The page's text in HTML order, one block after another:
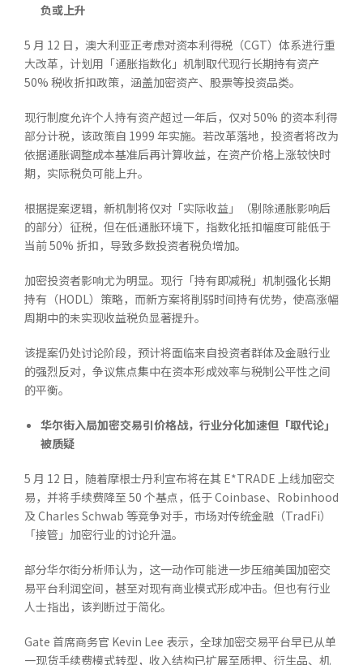
负或上升
5 月 12 日，澳大利亚正考虑对资本利得税（CGT）体系进行重
大改革，计划用「通胀指数化」机制取代现行长期持有资产
50% 税收折扣政策，涵盖加密资产、股票等投资品类。
现行制度允许个人持有资产超过一年后，仅对 50% 的资本利得
部分计税，该政策自 1999 年实施。若改革落地，投资者将改为
依据通胀调整成本基准后再计算收益，在资产价格上涨较快时
期，实际税负可能上升。
根据提案逻辑，新机制将仅对「实际收益」（剔除通胀影响后
的部分）征税，但在低通胀环境下，指数化抵扣幅度可能低于
当前 50% 折扣，导致多数投资者税负增加。
加密投资者影响尤为明显。现行「持有即减税」机制强化长期
持有（HODL）策略，而新方案将削弱时间持有优势，使高涨幅
周期中的未实现收益税负显著提升。
该提案仍处讨论阶段，预计将面临来自投资者群体及金融行业
的强烈反对，争议焦点集中在资本形成效率与税制公平性之间
的平衡。
华尔街入局加密交易引价格战，行业分化加速但「取代论」
被质疑
5 月 12 日，随着摩根士丹利宣布将在其 E*TRADE 上线加密交
易，并将手续费降至 50 个基点，低于 Coinbase、Robinhood
及 Charles Schwab 等竞争对手，市场对传统金融（TradFi）
「接管」加密行业的讨论升温。
部分华尔街分析师认为，这一动作可能进一步压缩美国加密交
易平台利润空间，甚至对现有商业模式形成冲击。但也有行业
人士指出，该判断过于简化。
Gate 首席商务官 Kevin Lee 表示，全球加密交易平台早已从单
一现货手续费模式转型，收入结构已扩展至质押、衍生品、机